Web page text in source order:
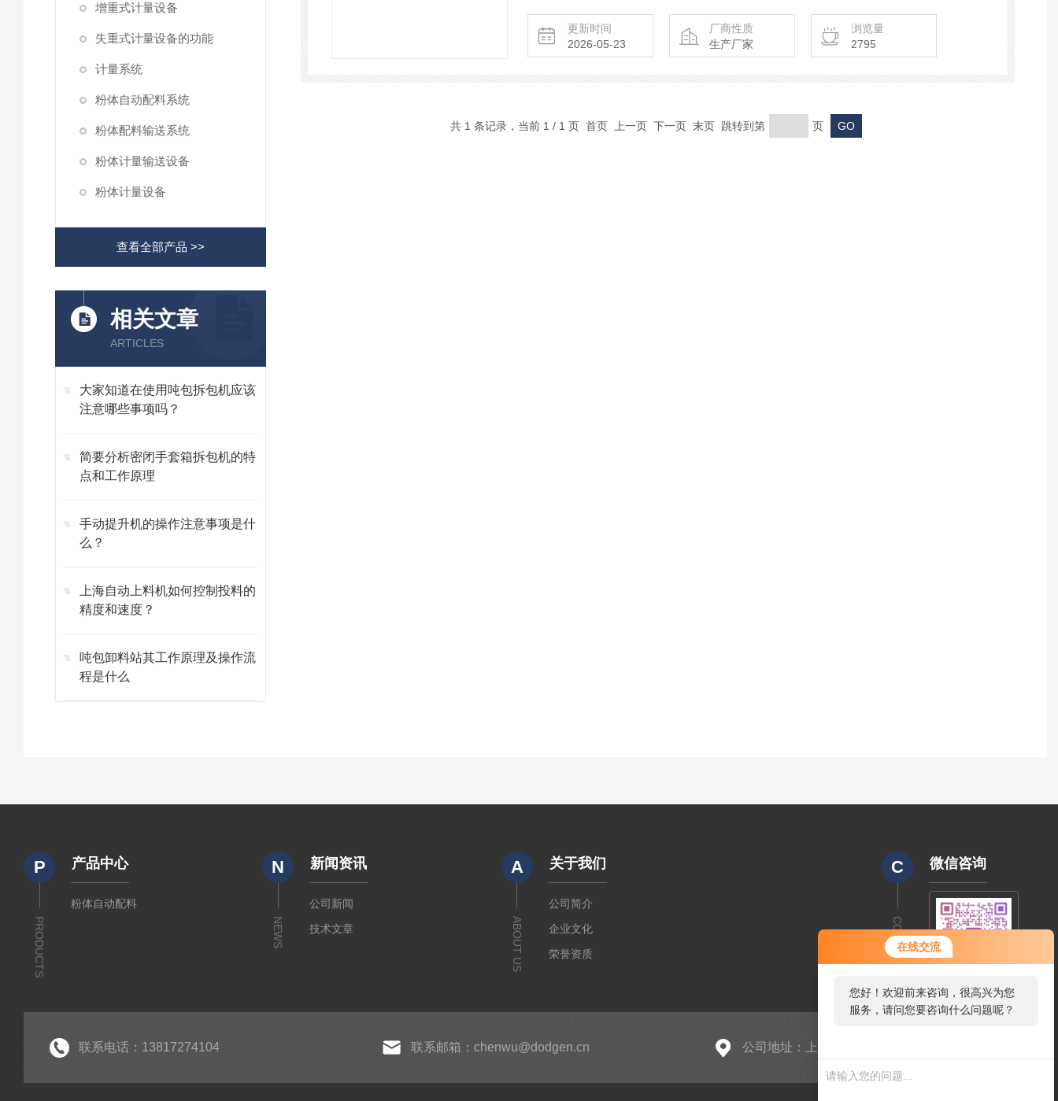
在线交流
您好！欢迎前来咨询，很高兴为您
服务，请问您要咨询什么问题呢？
增重式计量设备
失重式计量设备的功能
计量系统
粉体自动配料系统
粉体配料输送系统
粉体计量输送设备
粉体计量设备
查看全部产品 >>
相关文章
ARTICLES
大家知道在使用吨包拆包机应该
注意哪些事项吗？
简要分析密闭手套箱拆包机的特
点和工作原理
手动提升机的操作注意事项是什
么？
上海自动上料机如何控制投料的
精度和速度？
吨包卸料站其工作原理及操作流
程是什么
更新时间
2026-05-23
厂商性质
生产厂家
浏览量
2795
共 1 条记录，当前 1 / 1 页 首页 上一页 下一页 末页 跳转到第 页
P
PRODUCTS
产品中心
粉体自动配料
N
NEWS
新闻资讯
公司新闻
技术文章
A
ABOUT US
关于我们
公司简介
企业文化
荣誉资质
C
CODE
微信咨询
联系电话：13817274104 联系邮箱：chenwu@dodgen.cn